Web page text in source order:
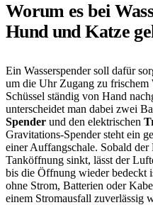
Worum es bei
Hund und Katze
Ein Wasserspender soll dafür
um die Uhr Zugang zu frischem
Schüssel ständig von Hand
unterscheidet man dabei zwei
Spender und den elektrischen
Gravitations-Spender steht ein
einer Auffangschale. Sobald der
Tanköffnung sinkt, lässt der
bis die Öffnung wieder bedeckt
ohne Strom, Batterien oder
einem Stromausfall zuverlässig